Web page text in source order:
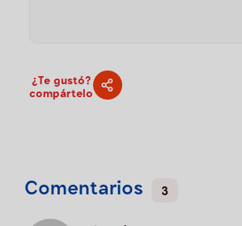
¿Te gustó?
compártelo
Comentarios 3